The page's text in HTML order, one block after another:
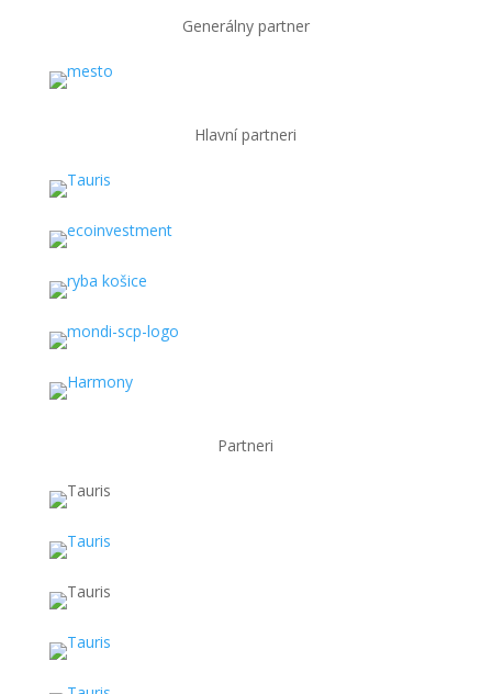
Generálny partner
Hlavní partneri
Partneri